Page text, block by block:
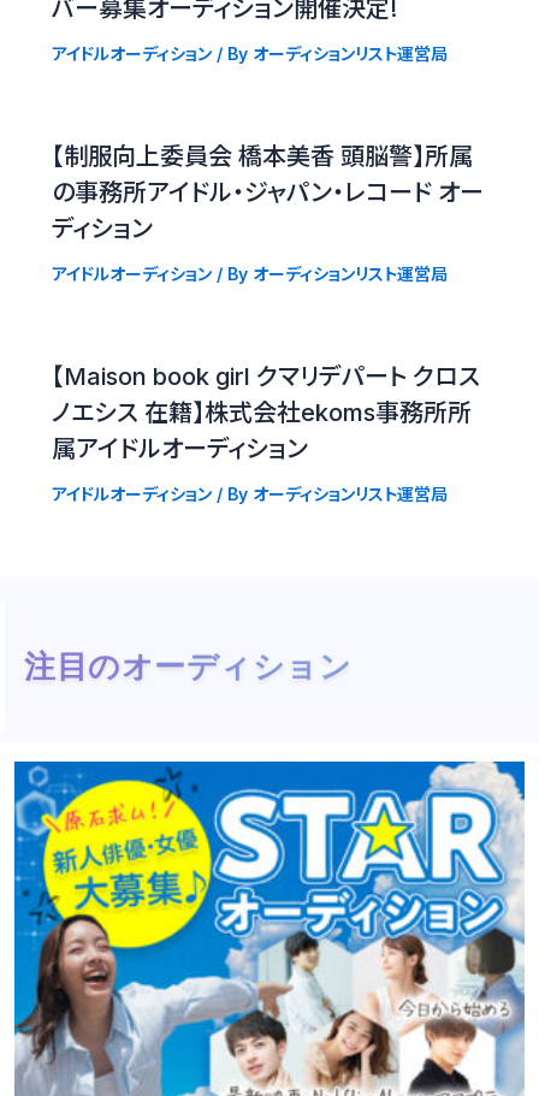
バー募集オーディション開催決定!
アイドルオーディション/ By オーディションリスト運営局
【制服向上委員会 橋本美香 頭脳警】所属
の事務所アイドル・ジャパン・レコード オー
ディション
アイドルオーディション/ By オーディションリスト運営局
【Maison book girl クマリデパート クロス
ノエシス 在籍】株式会社ekoms事務所所
属アイドルオーディション
アイドルオーディション/ By オーディションリスト運営局
注目のオーディション